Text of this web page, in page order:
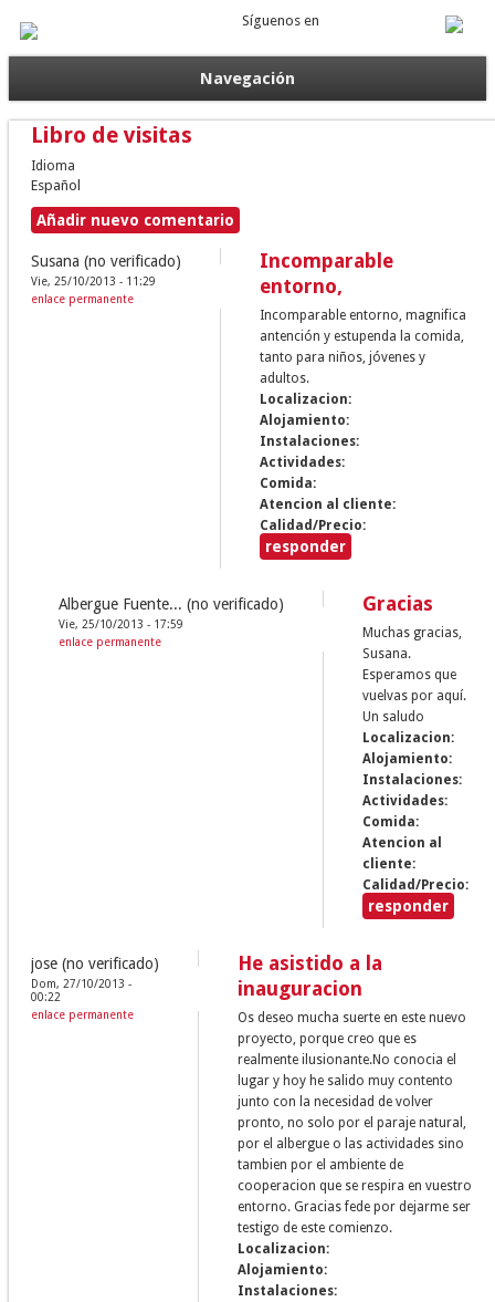
Síguenos en
Navegación
Libro de visitas
Idioma
Español
Añadir nuevo comentario
Susana (no verificado)
Vie, 25/10/2013 - 11:29
enlace permanente
Incomparable
entorno,
Incomparable entorno, magnifica
antención y estupenda la comida,
tanto para niños, jóvenes y
adultos.
Localizacion:
Alojamiento:
Instalaciones:
Actividades:
Comida:
Atencion al cliente:
Calidad/Precio:
responder
Albergue Fuente... (no verificado)
Vie, 25/10/2013 - 17:59
enlace permanente
Gracias
Muchas gracias,
Susana.
Esperamos que
vuelvas por aquí.
Un saludo
Localizacion:
Alojamiento:
Instalaciones:
Actividades:
Comida:
Atencion al
cliente:
Calidad/Precio:
responder
jose (no verificado)
Dom, 27/10/2013 -
00:22
enlace permanente
He asistido a la
inauguracion
Os deseo mucha suerte en este nuevo
proyecto, porque creo que es
realmente ilusionante.No conocia el
lugar y hoy he salido muy contento
junto con la necesidad de volver
pronto, no solo por el paraje natural,
por el albergue o las actividades sino
tambien por el ambiente de
cooperacion que se respira en vuestro
entorno. Gracias fede por dejarme ser
testigo de este comienzo.
Localizacion:
Alojamiento:
Instalaciones: